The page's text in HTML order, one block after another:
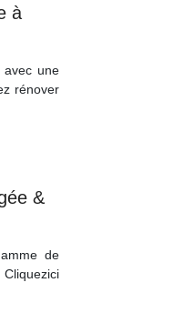
à
avec une
rénover
&
de